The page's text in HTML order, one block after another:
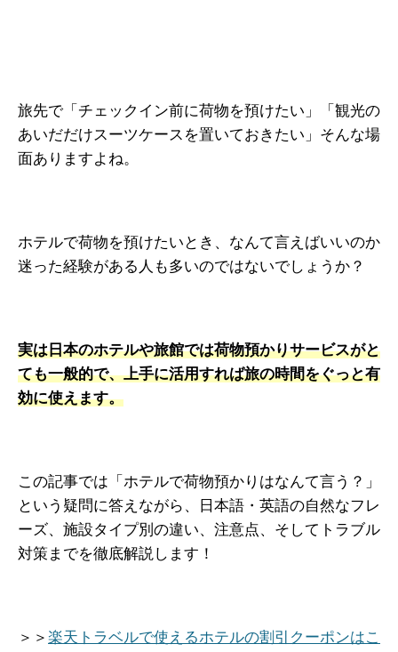
旅先で「チェックイン前に荷物を預けたい」「観光の
あいだだけスーツケースを置いておきたい」そんな場
面ありますよね。
ホテルで荷物を預けたいとき、なんて言えばいいのか
迷った経験がある人も多いのではないでしょうか？
実は日本のホテルや旅館では荷物預かりサービスがと
ても一般的で、上手に活用すれば旅の時間をぐっと有
効に使えます。
この記事では「ホテルで荷物預かりはなんて言う？」
という疑問に答えながら、日本語・英語の自然なフレ
ーズ、施設タイプ別の違い、注意点、そしてトラブル
対策までを徹底解説します！
＞＞ 楽天トラベルで使えるホテルの割引クーポンはこ